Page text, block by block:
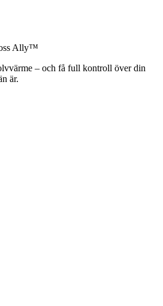
Ally™
– och få full kontroll över din
är.